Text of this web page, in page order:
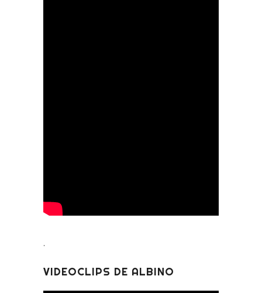
.
VIDEOCLIPS DE ALBINO